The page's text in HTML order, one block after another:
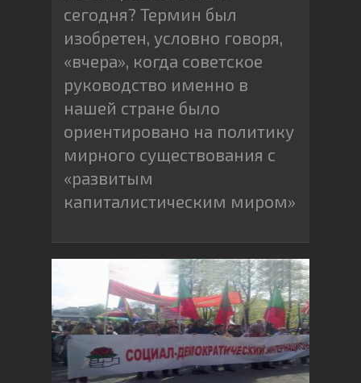
сегодня? Термин был
изобретен, условно говоря,
«вчера», когда советское
руководство именно в
нашей стране было
ориентировано на политику
мирного существования с
«развитым
капиталистическим миром»